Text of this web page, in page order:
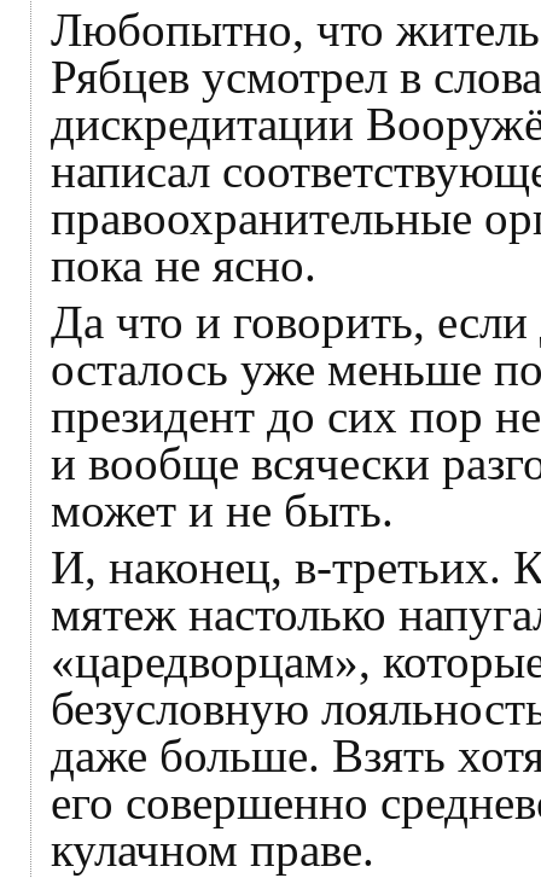
Любопытно, что
Рябцев усмотрел в
дискредитации
написал
правоохранительные
пока не ясно.
Да что и говорить,
осталось уже меньше
президент до сих пор
и вообще всячески
может и не быть.
И, наконец, в-третьих.
мятеж настолько
«царедворцам»,
безусловную
даже больше. Взять
его совершенно
кулачном праве.